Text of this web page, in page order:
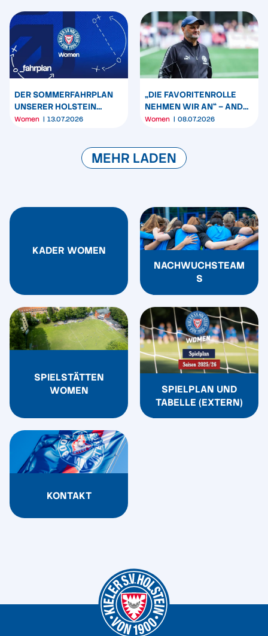
DER SOMMERFAHRPLAN
UNSERER HOLSTEIN
WOMEN
Women 13.07.2026
„DIE FAVORITENROLLE
NEHMEN WIR AN“ – ANDRÉ
JESCHKEIT IM INTERVIEW
Women 08.07.2026
MEHR LADEN
KADER WOMEN
NACHWUCHSTEAM
S
SPIELSTÄTTEN
WOMEN
SPIELPLAN UND
TABELLE (EXTERN)
KONTAKT